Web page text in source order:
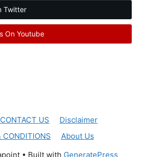
Twitter
On Youtube
CONTACT US
Disclaimer
CONDITIONS
About Us
• Built with GeneratePress